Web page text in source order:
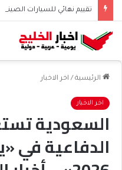
تقييم نهائي للسيارات
الرئيسية / اخر الاخبار
اخر الاخبار
السعودية
الدفاعية في